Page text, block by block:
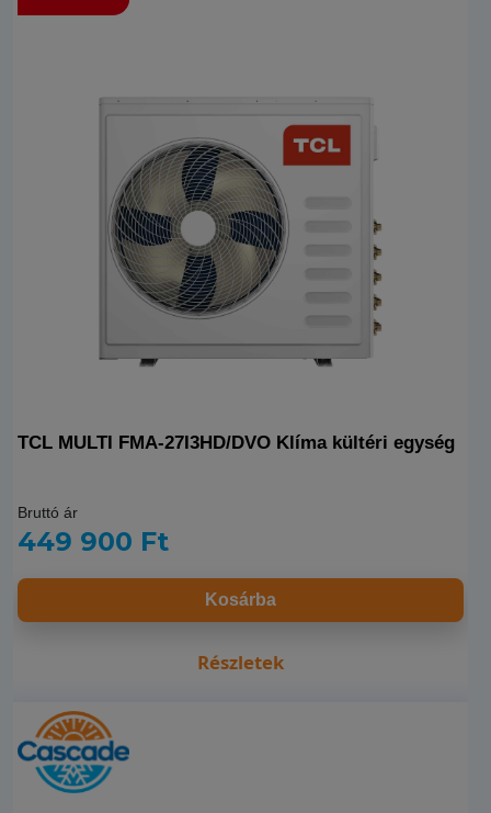
TCL MULTI FMA-27I3HD/DVO Klíma kültéri egység
Bruttó ár
449 900 Ft
Kosárba
Részletek